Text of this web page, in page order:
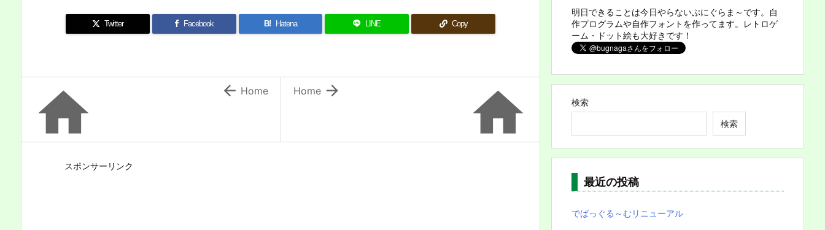
Twitter Facebook B! Hatena LINE Copy


Home
  Home
スポンサーリンク
明日できることは今日やらないぷにぐらま～です。自
作プログラムや自作フォントを作ってます。レトロゲ
ーム・ドット絵も大好きです！
検索
検索
最近の投稿
でばっぐる～むリニューアル